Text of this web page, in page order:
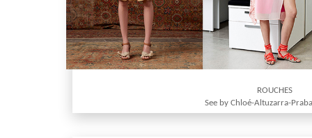
ROUCHES
See by Chloé-Altuzarra-